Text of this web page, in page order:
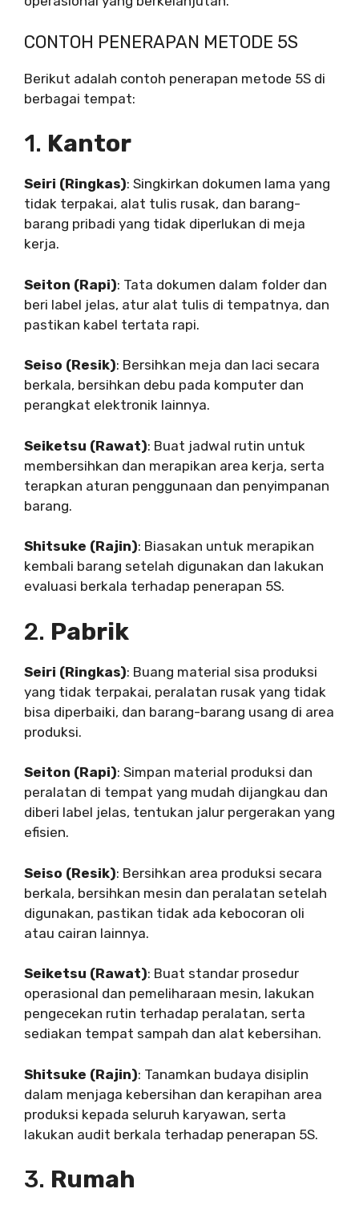
CONTOH PENERAPAN METODE 5S
Berikut adalah contoh penerapan metode 5S di
berbagai tempat:
1. Kantor
Seiri (Ringkas): Singkirkan dokumen lama yang
tidak terpakai, alat tulis rusak, dan barang-
barang pribadi yang tidak diperlukan di meja
kerja.
Seiton (Rapi): Tata dokumen dalam folder dan
beri label jelas, atur alat tulis di tempatnya, dan
pastikan kabel tertata rapi.
Seiso (Resik): Bersihkan meja dan laci secara
berkala, bersihkan debu pada komputer dan
perangkat elektronik lainnya.
Seiketsu (Rawat): Buat jadwal rutin untuk
membersihkan dan merapikan area kerja, serta
terapkan aturan penggunaan dan penyimpanan
barang.
Shitsuke (Rajin): Biasakan untuk merapikan
kembali barang setelah digunakan dan lakukan
evaluasi berkala terhadap penerapan 5S.
2. Pabrik
Seiri (Ringkas): Buang material sisa produksi
yang tidak terpakai, peralatan rusak yang tidak
bisa diperbaiki, dan barang-barang usang di area
produksi.
Seiton (Rapi): Simpan material produksi dan
peralatan di tempat yang mudah dijangkau dan
diberi label jelas, tentukan jalur pergerakan yang
efisien.
Seiso (Resik): Bersihkan area produksi secara
berkala, bersihkan mesin dan peralatan setelah
digunakan, pastikan tidak ada kebocoran oli
atau cairan lainnya.
Seiketsu (Rawat): Buat standar prosedur
operasional dan pemeliharaan mesin, lakukan
pengecekan rutin terhadap peralatan, serta
sediakan tempat sampah dan alat kebersihan.
Shitsuke (Rajin): Tanamkan budaya disiplin
dalam menjaga kebersihan dan kerapihan area
produksi kepada seluruh karyawan, serta
lakukan audit berkala terhadap penerapan 5S.
3. Rumah